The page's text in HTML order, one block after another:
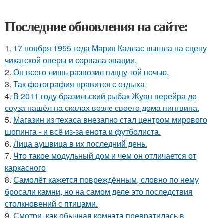
Последние обновления на сайте:
1. 17 ноября 1955 года Мария Каллас вышла на сцену
чикагской оперы и сорвала овации.
2. Он всего лишь развозил пиццу той ночью.
3. Так фотография нравится с отдыха.
4. В 2011 году бразильский рыбак Жуан перейра де
соуза нашёл на скалах возле своего дома пингвина.
5. Магазин из техаса внезапно стал центром мирового
шопинга - и всё из-за енота и футболиста.
6. Лица аушвица в их последний день.
7. Что такое модульный дом и чем он отличается от
каркасного
8. Самолёт кажется повреждённым, словно по нему
бросали камни, но на самом деле это последствия
столкновений с птицами.
9. Смотри, как обычная комната превратилась в